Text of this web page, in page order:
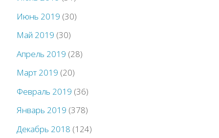
Июнь 2019 (30)
Май 2019 (30)
Апрель 2019 (28)
Март 2019 (20)
Февраль 2019 (36)
Январь 2019 (378)
Декабрь 2018 (124)